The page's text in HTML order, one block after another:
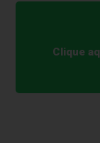
Clique